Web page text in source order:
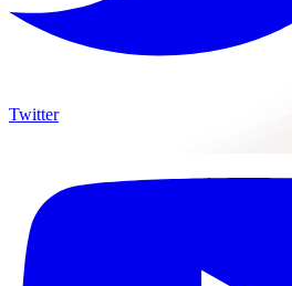
Twitter